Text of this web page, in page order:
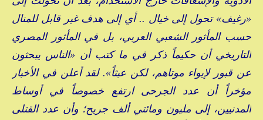
«رغيف» تحول إلى خيال .. أي إلى هدف غير قابل للمنال
حسب المأثور الشعبي العربي، بل في المأثور المصري
التاريخي أن حكيماً ذكر في ما كتب أن «الناس يبحثون
عن قبور لإيواء موتاهم، لكن عبثاً». لقد أعلن في الأخبار
مؤخراً أن عدد الجرحى ارتفع خصوصاً في أوساط
المدنيين، إلى مليون ومائتي ألف جريح؛ وأن عدد القتلى